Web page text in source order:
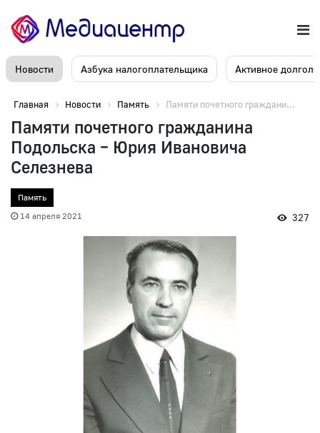
Новости Азбука налогоплательщика Активное
Главная Новости Память Памяти почетного граждани...
Памяти почетного гражданина
Подольска – Юрия Ивановича
Селезнева
Память
14 апреля 2021
327